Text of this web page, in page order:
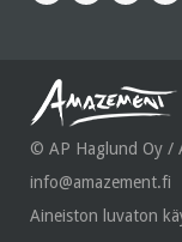
© AP Haglund Oy /
info@amazement.fi
Aineiston luvaton